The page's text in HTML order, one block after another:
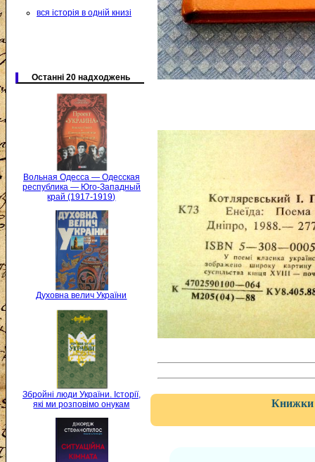
вся історія в одній книзі
Останні 20 надходжень
Вольная Одесса — Одесская
республика — Юго-Западный
край (1917-1919)
Духовна велич України
Збройні люди України. Історії,
які ми розповімо онукам
Книжки